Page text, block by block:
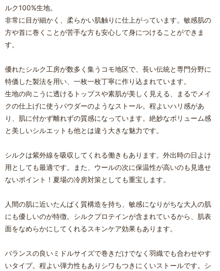
ルク100%生地。
非常に目が細かく、柔らかい肌触りに仕上がっています。敏感肌の
方や首に巻くことが苦手な方も安心して身につけることができま
す。
優れたシルク工房が数多く集うコモ地区で、長い伝統と専門分野に
特価した製法を用い、一枚一枚丁寧に作り込まれています。
生地の向こうに透けるトップスや素肌が美しく見える、まるでメイ
クの仕上げに使うパウダーのようなストール。程よいハリ感があ
り、肌に付かず離れずの質感になっています。絶妙なボリューム感
と美しいシルエットも他とは違う大きな魅力です。
シルクは紫外線を吸収してくれる働きもあります。外出時の日よけ
用としても最適です。また、ウールの次に保温性が高いのも見逃せ
ないポイント！夏場の冷房対策としても重宝します。
人間の肌に近いたんぱく質構造を持ち、敏感になりがちな大人の肌
にも優しいのが特徴。シルクプロテインが含まれているから、肌表
面をなめらかにしてくれるスキンケア効果もあります。
バランスの良いミドルサイズで巻きだけでなく羽織でも合わせやす
いタイプ。程よい弾力性もありシワもつきにくいストールです。シ